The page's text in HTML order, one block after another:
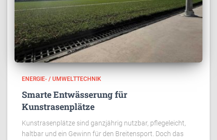
ENERGIE- / UMWELTTECHNIK
Smarte Entwässerung für
Kunstrasenplätze
Kunstrasenplätze sind ganzjährig nutzbar, pflegeleicht,
haltbar und ein Gewinn für den Breitensport. Doch das